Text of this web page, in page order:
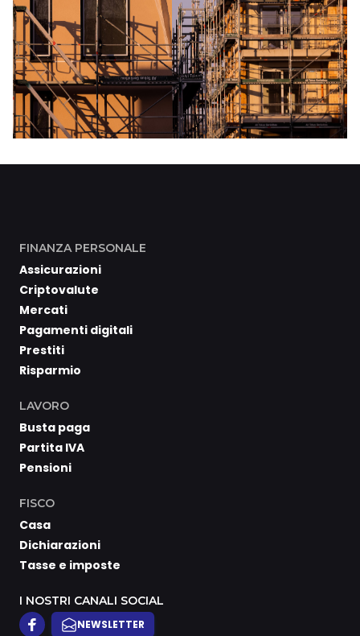
FINANZA PERSONALE
Assicurazioni
Criptovalute
Mercati
Pagamenti digitali
Prestiti
Risparmio
LAVORO
Busta paga
Partita IVA
Pensioni
FISCO
Casa
Dichiarazioni
Tasse e imposte
I NOSTRI CANALI SOCIAL
NEWSLETTER